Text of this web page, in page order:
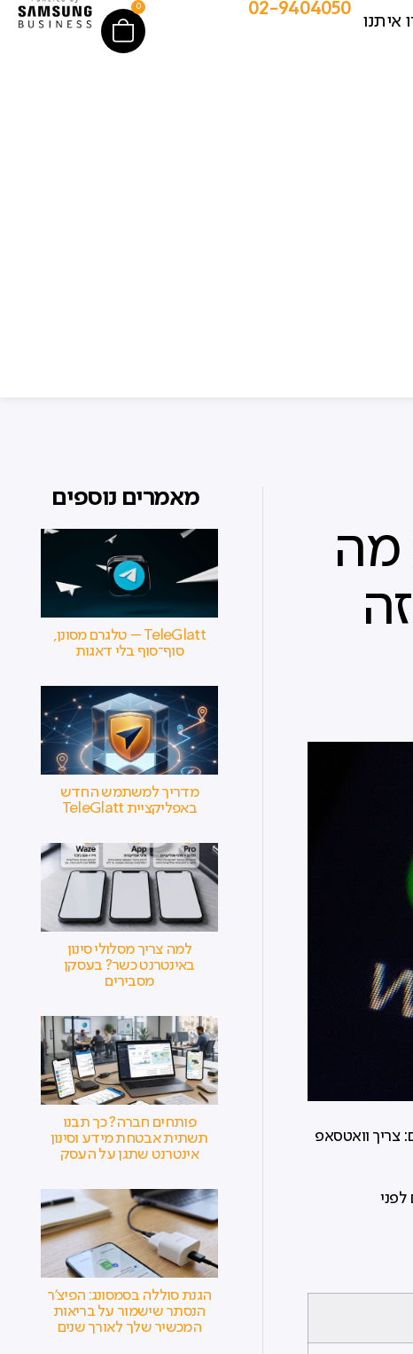
איתנו
02-9404050
0
מה
ואיזה
וואטסאפ
מאמרים נוספים
TeleGlatt – טלגרם מסונן,
סוף־סוף בלי דאגות
מדריך למשתמש החדש
באפליקציית TeleGlatt
למה צריך מסלולי סינון
באינטרנט כשר? בעסקן
מסבירים
פותחים חברה? כך תבנו
תשתית אבטחת מידע וסינון
אינטרנט שתגן על העסק
הגנת סוללה בסמסונג: הפיצ'ר
הנסתר שישמור על בריאות
המכשיר שלך לאורך שנים